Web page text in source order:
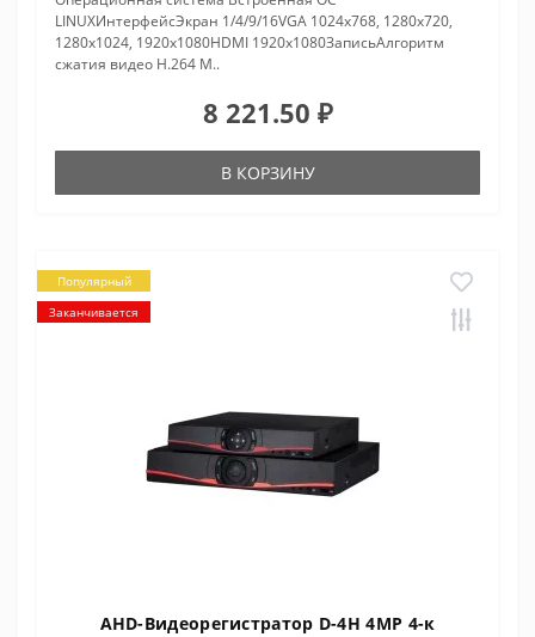
LINUXИнтерфейсЭкран 1/4/9/16VGA 1024х768, 1280х720,
1280х1024, 1920х1080HDMI 1920х1080ЗаписьАлгоритм
сжатия видео H.264 M..
8 221.50 ₽
В КОРЗИНУ
Популярный
Заканчивается
AHD-Видеорегистратор D-4H 4MP 4-к